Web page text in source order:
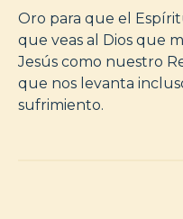
Oro para que el
que veas al Dios que
Jesús como nuestro
que nos levanta
sufrimiento.